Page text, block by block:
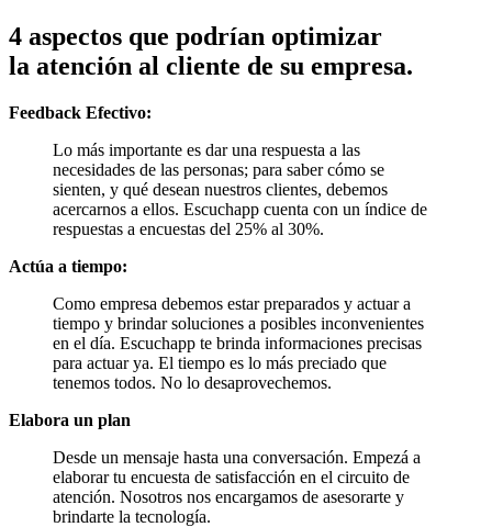
4 aspectos que podrían optimizar
la atención al cliente de su empresa.
Feedback Efectivo:
Lo más importante es dar una respuesta a las
necesidades de las personas; para saber cómo se
sienten, y qué desean nuestros clientes, debemos
acercarnos a ellos. Escuchapp cuenta con un índice de
respuestas a encuestas del 25% al 30%.
Actúa a tiempo:
Como empresa debemos estar preparados y actuar a
tiempo y brindar soluciones a posibles inconvenientes
en el día. Escuchapp te brinda informaciones precisas
para actuar ya. El tiempo es lo más preciado que
tenemos todos. No lo desaprovechemos.
Elabora un plan
Desde un mensaje hasta una conversación. Empezá a
elaborar tu encuesta de satisfacción en el circuito de
atención. Nosotros nos encargamos de asesorarte y
brindarte la tecnología.